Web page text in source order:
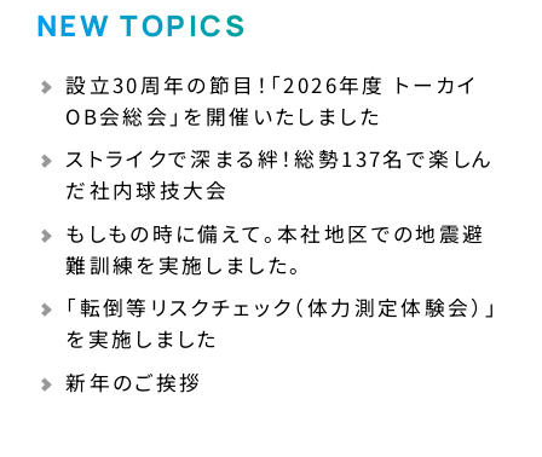
NEW TOPICS
設立30周年の節目！「2026年度 トーカイ
OB会総会」を開催いたしました
ストライクで深まる絆！総勢137名で楽しん
だ社内球技大会
もしもの時に備えて。本社地区での地震避
難訓練を実施しました。
「転倒等リスクチェック（体力測定体験会）」
を実施しました
新年のご挨拶